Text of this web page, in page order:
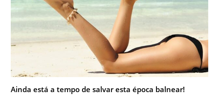
Ainda está a tempo de salvar esta época balnear!